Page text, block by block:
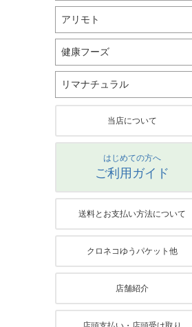
アリモト
健康フーズ
リマナチュラル
当店について
はじめての方へ
ご利用ガイド
送料とお支払い方法について
クロネコゆうパケット他
店舗紹介